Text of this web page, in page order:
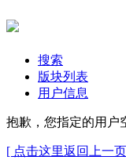
搜索
版块列表
用户信息
抱歉，您指定的用户
[ 点击这里返回上一